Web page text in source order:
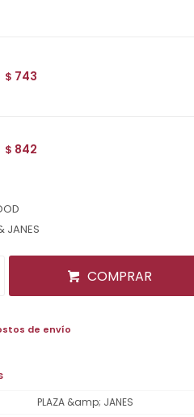
$ 743
$ 842
JANES
COMPRAR
de envío
PLAZA &amp; JANES